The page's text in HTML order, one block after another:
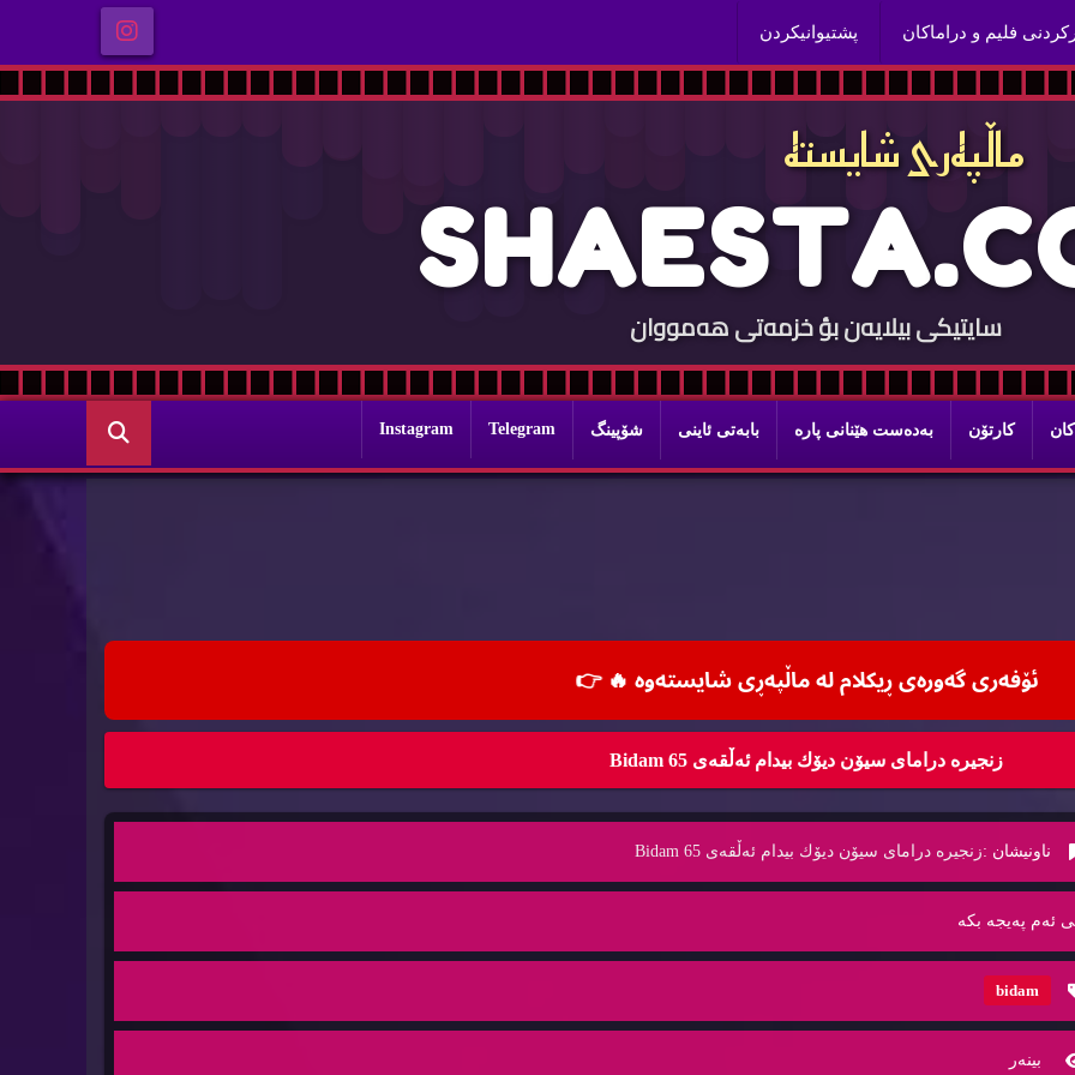
فلیم و دراماكان پشتیوانیكردن
ماڵپه‌ری شایسته‌
SHAESTA.C
سایتيكی بيلایه‌ن بؤ خزمه‌تی هه‌مووان
كارتۆن به‌ده‌ست هێنانی پاره‌ بابه‌تی ئاینی شۆپینگ Telegram
Instagram
ئۆفه‌ری گه‌وره‌ی ڕیكلام له‌ ماڵپه‌ڕی شایسته‌وه‌ 🔥👉
زنجیره‌ درامای سیۆن دیۆك بیدام ئه‌ڵقه‌ی 65 Bidam
ناونیشان :زنجیره‌ درامای سیۆن دیۆك بیدام ئه‌ڵقه‌ی 65 Bidam
ئه‌م په‌یجه‌ بكه‌
bidam
بینه‌ر